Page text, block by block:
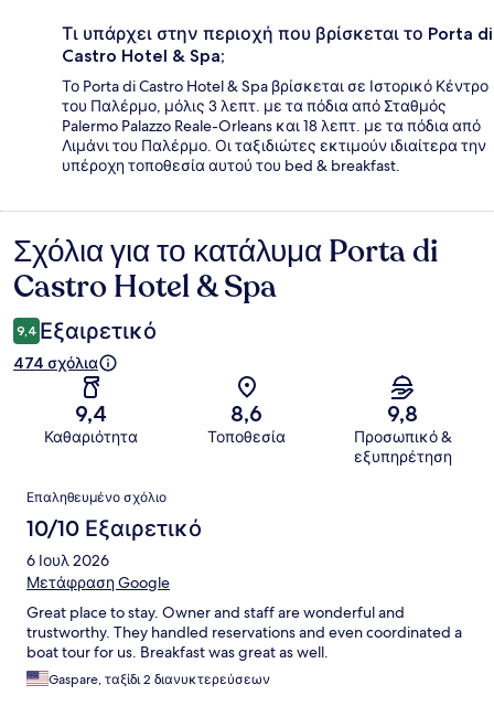
Τι υπάρχει στην περιοχή που βρίσκεται το Porta di
Castro Hotel & Spa;
Το Porta di Castro Hotel & Spa βρίσκεται σε Ιστορικό Κέντρο
του Παλέρμο, μόλις 3 λεπτ. με τα πόδια από Σταθμός
Palermo Palazzo Reale-Orleans και 18 λεπτ. με τα πόδια από
Λιμάνι του Παλέρμο. Οι ταξιδιώτες εκτιμούν ιδιαίτερα την
υπέροχη τοποθεσία αυτού του bed & breakfast.
Σχόλια
Σχόλια για το κατάλυμα Porta di
Castro Hotel & Spa
9,4 Εξαιρετικό
474 σχόλια
9,4
Καθαριότητα
8,6
Τοποθεσία
9,8
Προσωπικό &
εξυπηρέτηση
Σχόλια
Επαληθευμένο σχόλιο
10/10 Εξαιρετικό
6 Ιουλ 2026
Μετάφραση Google
Great place to stay. Owner and staff are wonderful and
trustworthy. They handled reservations and even coordinated a
boat tour for us. Breakfast was great as well.
Gaspare, ταξίδι 2 διανυκτερεύσεων